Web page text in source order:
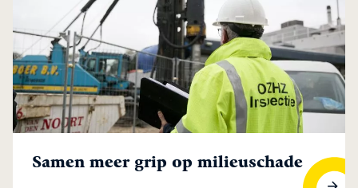
Samen meer grip op milieuschade